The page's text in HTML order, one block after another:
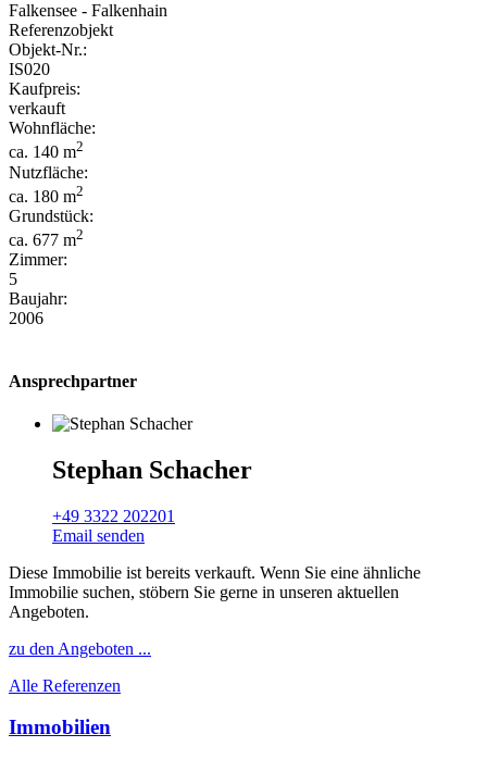
Falkensee - Falkenhain
Referenzobjekt
Objekt-Nr.:
IS020
Kaufpreis:
verkauft
Wohnfläche:
ca. 140 m2
Nutzfläche:
ca. 180 m2
Grundstück:
ca. 677 m2
Zimmer:
5
Baujahr:
2006
Ansprechpartner
Stephan Schacher
+49 3322 202201
Email senden
Diese Immobilie ist bereits verkauft. Wenn Sie eine ähnliche
Immobilie suchen, stöbern Sie gerne in unseren aktuellen
Angeboten.
zu den Angeboten ...
Alle Referenzen
Immobilien